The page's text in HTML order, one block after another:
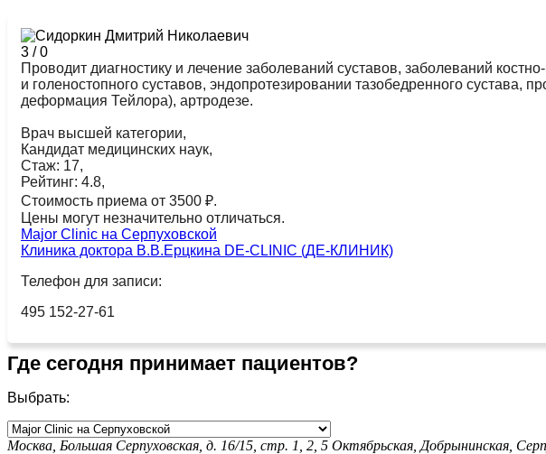
3 /0
Проводит диагностику и лечение заболеваний суставов, заболеваний
и голеностопного суставов, эндопротезировании тазобедренного
деформация Тейлора), артродезе.
Врач высшей категории,
Кандидат медицинских наук,
Стаж: 17,
Рейтинг: 4.8,
Стоимость приема от 3500 ₽.
Цены могут незначительно отличаться.
Major Clinic на Серпуховской
Клиника доктора В.В.Ерцкина DE-CLINIC (ДЕ-КЛИНИК)
Телефон для записи:
495 152-27-61
Где сегодня принимает пациентов?
Выбрать:
Москва, Большая Серпуховская, д. 16/15, стр. 1, 2, 5 Октябрьская, Добрынинская,